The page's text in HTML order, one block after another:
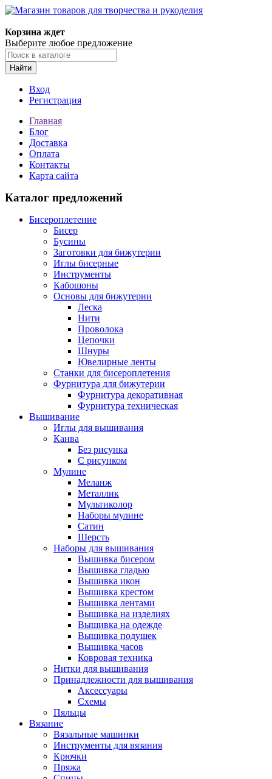
Корзина ждет
Выберите любое предложение
Найти
Вход
Регистрация
Главная
Блог
Доставка
Оплата
Контакты
Карта сайта
Каталог предложений
Бисероплетение
Бисер
Бусины
Заготовки для бижутерии
Иглы бисерные
Инструменты
Кабошоны
Основы для бижутерии
Леска
Нити
Проволока
Цепочки
Шнуры
Ювелирные ленты
Станки для бисероплетения
Фурнитура для бижутерии
Фурнитура декоративная
Фурнитура техническая
Вышивание
Иглы для вышивания
Канва
Без рисунка
С рисунком
Мулине
Меланж
Металлик
Мультиколор
Наборы мулине
Сатин
Шерсть
Наборы для вышивания
Вышивка бисером
Вышивка гладью
Вышивка икон
Вышивка крестом
Вышивка лентами
Вышивка на изделиях
Вышивка на одежде
Вышивка подушек
Вышивка часов
Ковровая техника
Нитки для вышивания
Принадлежности для вышивания
Аксессуары
Схемы
Пяльцы
Вязание
Вязальные машинки
Инструменты для вязания
Крючки
Пряжа